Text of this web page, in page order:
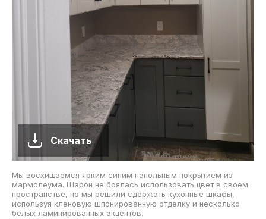
Скачать
Мы восхищаемся ярким синим напольным покрытием из
мармолеума. Шэрон не боялась использовать цвет в своем
пространстве, но мы решили сдержать кухонные шкафы,
используя кленовую шпонированную отделку и несколько
белых ламинированных акцентов.